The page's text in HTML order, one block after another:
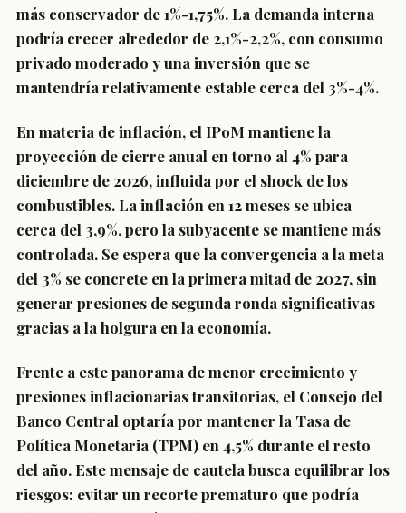
más conservador de 1%-1,75%. La demanda interna
podría crecer alrededor de 2,1%-2,2%, con consumo
privado moderado y una inversión que se
mantendría relativamente estable cerca del 3%-4%.
En materia de inflación, el IPoM mantiene la
proyección de cierre anual en torno al 4% para
diciembre de 2026, influida por el shock de los
combustibles. La inflación en 12 meses se ubica
cerca del 3,9%, pero la subyacente se mantiene más
controlada. Se espera que la convergencia a la meta
del 3% se concrete en la primera mitad de 2027, sin
generar presiones de segunda ronda significativas
gracias a la holgura en la economía.
Frente a este panorama de menor crecimiento y
presiones inflacionarias transitorias, el Consejo del
Banco Central optaría por mantener la Tasa de
Política Monetaria (TPM) en 4,5% durante el resto
del año. Este mensaje de cautela busca equilibrar los
riesgos: evitar un recorte prematuro que podría